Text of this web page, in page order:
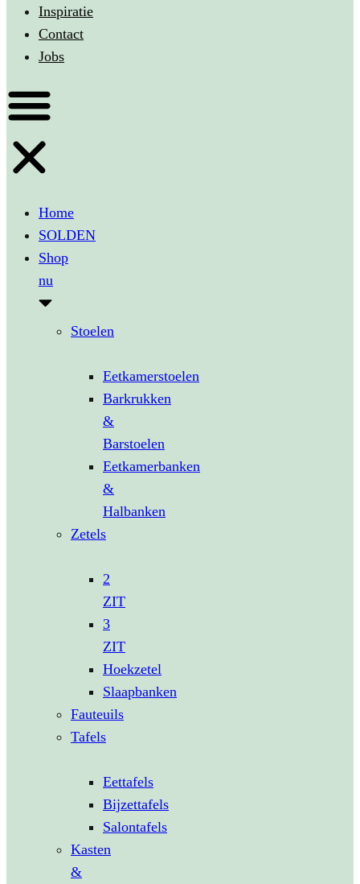
Inspiratie
Contact
Jobs
Home
SOLDEN
Shop
nu
Stoelen
Eetkamerstoelen
Barkrukken
&
Barstoelen
Eetkamerbanken
&
Halbanken
Zetels
2
ZIT
3
ZIT
Hoekzetel
Slaapbanken
Fauteuils
Tafels
Eettafels
Bijzettafels
Salontafels
Kasten
&